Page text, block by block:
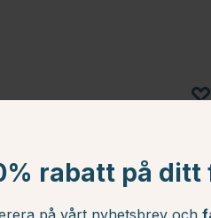
rabatt på ditt
på vårt nyhetsbrev och